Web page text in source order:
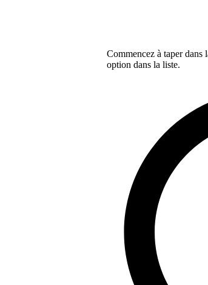
Commencez à taper dans
option dans la liste.